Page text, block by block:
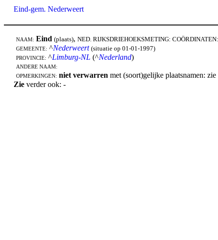
Eind-gem. Nederweert
NAAM: Eind (plaats), NED. RIJKSDRIEHOEKSMETING: COÖRDINATEN:
GEMEENTE: ^Nederweert (situatie op 01-01-1997)
PROVINCIE: ^Limburg-NL (^Nederland)
ANDERE NAAM:
OPMERKINGEN: niet verwarren met (soort)gelijke plaatsnamen:
Zie verder ook: -